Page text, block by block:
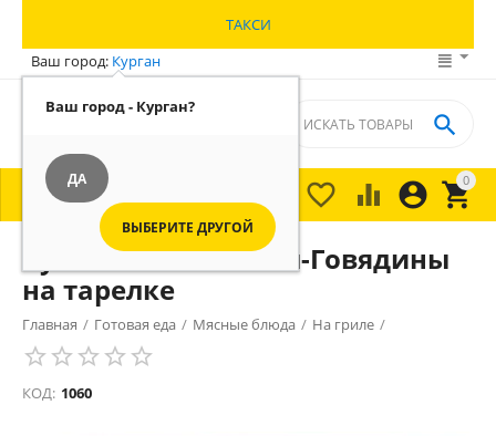
ТАКСИ
Ваш город: Курган
Ваш город - Курган?
ДА
ВЫБЕРИТЕ ДРУГОЙ
0


 

 МЕНЮ
Купаты из Свинины-Говядины
на тарелке
Главная / Готовая еда / Мясные блюда / На гриле /
КОД: 1060